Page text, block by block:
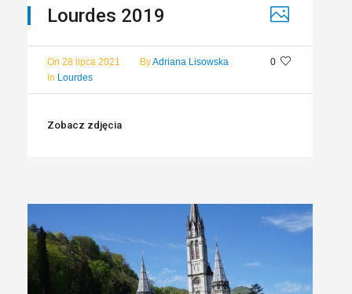
Lourdes 2019
0
On 28 lipca 2021 ByAdriana Lisowska
In Lourdes
Zobacz zdjęcia